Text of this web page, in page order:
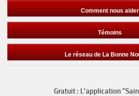
Comment nous aider
Témoins
Le réseau de La Bonne
Gratuit : L’application